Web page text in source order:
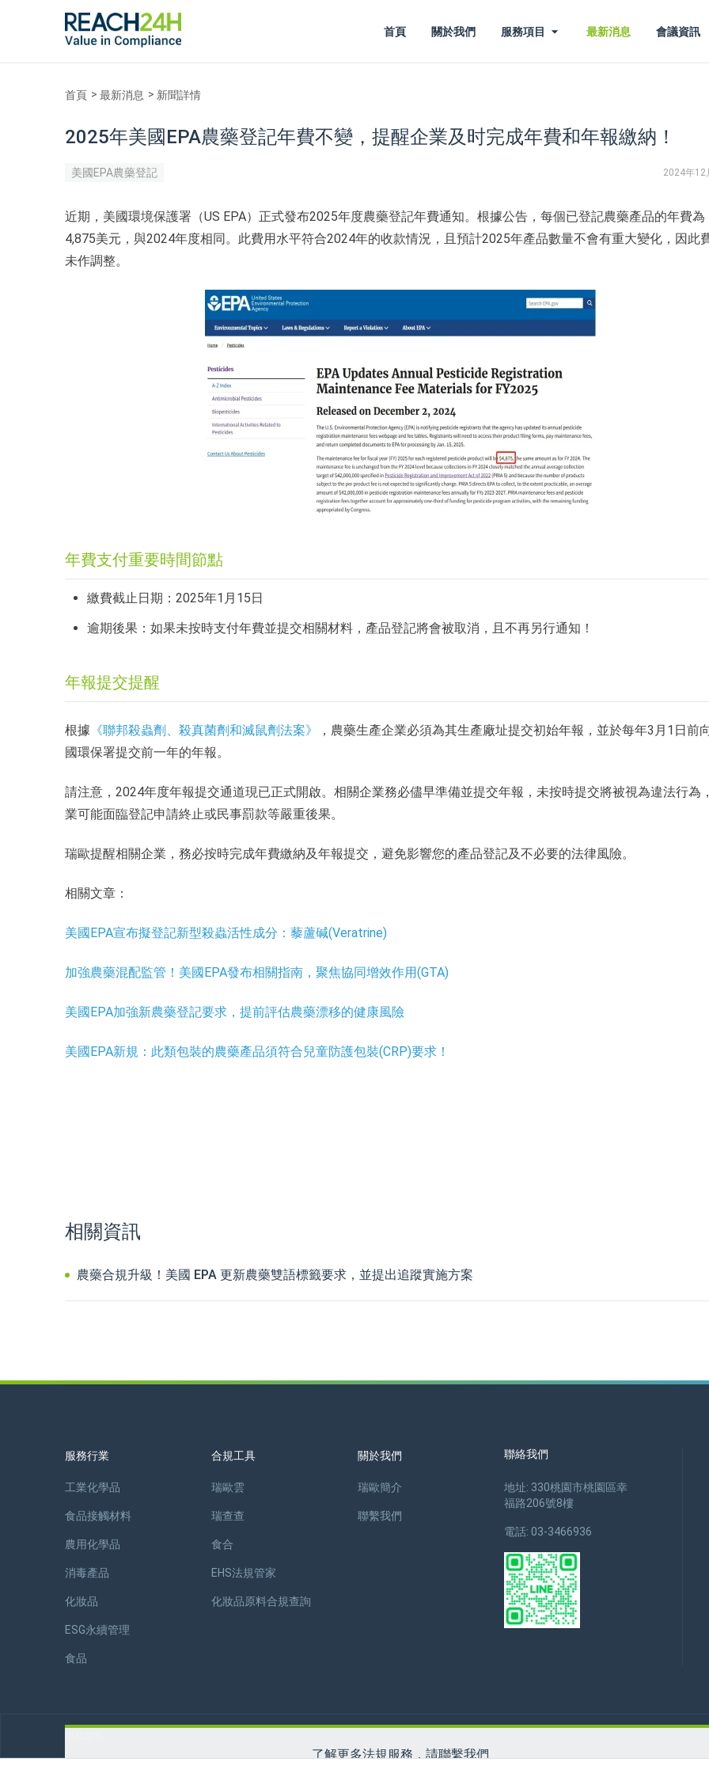
首頁 關於我們 服務項目 最新消息 會議資訊
首頁 最新消息 新聞詳情
2025年美國EPA農藥登記年費不變，提醒企業及时完成年費和年報繳納！
美國EPA農藥登記 2024年12
近期，美國環境保護署（US EPA）正式發布2025年度農藥登記年費通知。根據公告，每個已登記農藥產品的年費為
4,875美元，與2024年度相同。此費用水平符合2024年的收款情況，且預計2025年產品數量不會有重大變化，因此
未作調整。
年費支付重要時間節點
繳費截止日期：2025年1月15日
逾期後果：如果未按時支付年費並提交相關材料，產品登記將會被取消，且不再另行通知！
年報提交提醒
根據 《聯邦殺蟲劑、殺真菌劑和滅鼠劑法案》
，農藥生產企業必須為其生產廠址提交初始年報，並於每年3月1日前
國環保署提交前一年的年報。
請注意，2024年度年報提交通道現已正式開啟。相關企業務必儘早準備並提交年報，未按時提交將被視為違法行為
業可能面臨登記申請終止或民事罰款等嚴重後果。
瑞歐提醒相關企業，務必按時完成年費繳納及年報提交，避免影響您的產品登記及不必要的法律風險。
相關文章：
美國EPA宣布擬登記新型殺蟲活性成分：藜蘆碱(Veratrine)
加強農藥混配監管！美國EPA發布相關指南，聚焦協同增效作用(GTA)
美國EPA加強新農藥登記要求，提前評估農藥漂移的健康風險
美國EPA新規：此類包裝的農藥產品須符合兒童防護包裝(CRP)要求！
了解更多法規服務，請聯繫我們
相關資訊
農藥合規升級！美國 EPA 更新農藥雙語標籤要求，並提出追蹤實施方案
服務行業
工業化學品
食品接觸材料
農用化學品
消毒產品
化妝品
ESG永續管理
食品
合規工具
瑞歐雲
瑞查查
食合
EHS法規管家
化妝品原料合規查詢
關於我們
瑞歐簡介
聯繫我們
聯絡我們
地址: 330桃園市桃園區幸
福路206號8樓
電話: 03-3466936